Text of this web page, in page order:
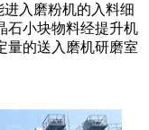
入磨粉机的入料细
石小块物料经提升机
量的送入磨机研磨室